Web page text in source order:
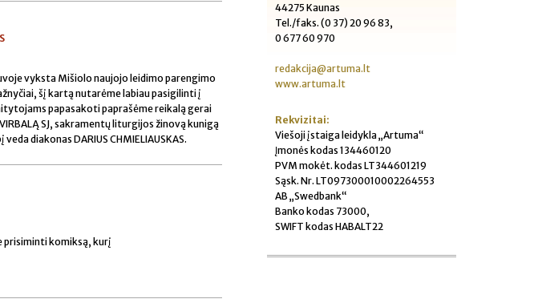
vyksta Mišiolo naujojo leidimo parengimo
šį kartą nutarėme labiau pasigilinti į
papasakoti paprašėme reikalą gerai
SJ, sakramentų liturgijos žinovą kunigą
diakonas DARIUS CHMIELIAUSKAS.
prisiminti komiksą, kurį
44275 Kaunas
Tel./faks. (0 37) 20 96 83,
0 677 60 970
redakcija@artuma.lt
www.artuma.lt
Rekvizitai:
Viešoji įstaiga leidykla „Artuma“
Įmonės kodas 134460120
PVM mokėt. kodas LT344601219
Sąsk. Nr. LT097300010002264553
AB „Swedbank“
Banko kodas 73000,
SWIFT kodas HABALT22